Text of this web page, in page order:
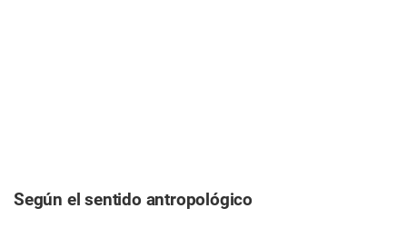
Según el sentido antropológico